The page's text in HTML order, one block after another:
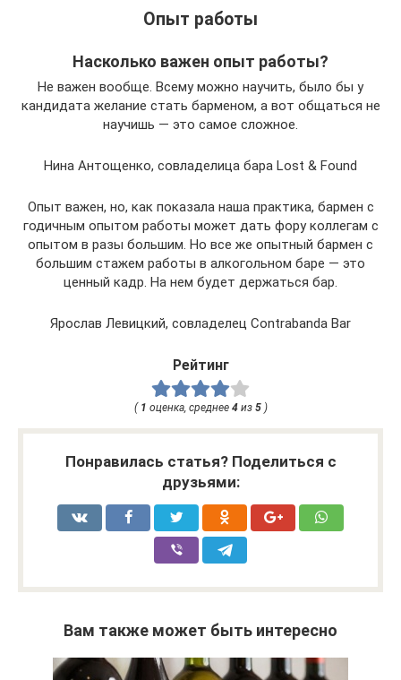
Опыт работы
Насколько важен опыт работы?
Не важен вообще. Всему можно научить, было бы у
кандидата желание стать барменом, а вот общаться не
научишь — это самое сложное.
Нина Антощенко, совладелица бара Lost & Found
Опыт важен, но, как показала наша практика, бармен с
годичным опытом работы может дать фору коллегам с
опытом в разы большим. Но все же опытный бармен с
большим стажем работы в алкогольном баре — это
ценный кадр. На нем будет держаться бар.
Ярослав Левицкий, совладелец Contrabanda Bar
Рейтинг
( 1 оценка, среднее 4из 5)
Понравилась статья? Поделиться с
друзьями:
Вам также может быть интересно